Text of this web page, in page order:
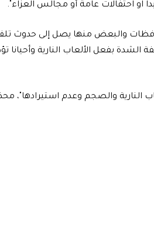
او احتفالات عامة أو مجالس العزاء".
والبعض منها يصل إلى حدوث
بفعل الألعاب النارية وأحيانا
النارية والصجم وعدم استيرادها"،